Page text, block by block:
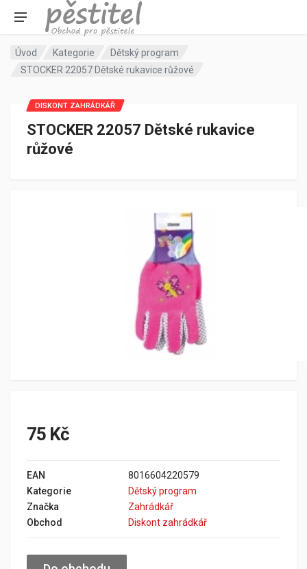
Úvod Kategorie
Dětský program
STOCKER 22057 Dětské rukavice růžové
STOCKER 22057 Dětské rukavice
růžové
DISKONT ZAHRÁDKÁŘ
75 Kč
EAN
8016604220579
Kategorie
Dětský program
Značka
Zahrádkář
Obchod
Diskont zahrádkář